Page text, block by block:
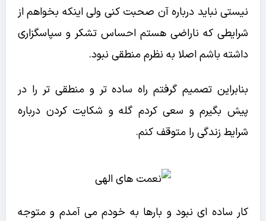
نیستی نباید درباره آن صحبت کنی ولی اینکه بخواهم از
شرایطی که ناراضی هستم احساس تشکر و سپاسگزاری
داشته باشم اصلا به نظرم منطقی نبود.
بنابراین تصمیم گرفتم راه ساده تر و منطقی تر را در
پیش بگیرم و سعی کردم گله و شکایت کردن درباره
شرایط زندگی را متوقف کنم.
کار ساده ای نبود و بارها به خودم می آمدم و متوجه